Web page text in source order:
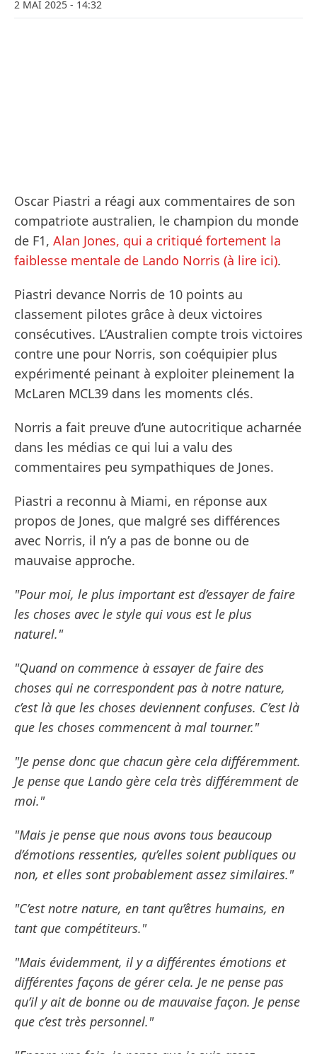
2 MAI 2025 - 14:32
Oscar Piastri a réagi aux commentaires de son
compatriote australien, le champion du monde
de F1, Alan Jones, qui a critiqué fortement la
faiblesse mentale de Lando Norris (à lire ici).
Piastri devance Norris de 10 points au
classement pilotes grâce à deux victoires
consécutives. L’Australien compte trois victoires
contre une pour Norris, son coéquipier plus
expérimenté peinant à exploiter pleinement la
McLaren MCL39 dans les moments clés.
Norris a fait preuve d’une autocritique acharnée
dans les médias ce qui lui a valu des
commentaires peu sympathiques de Jones.
Piastri a reconnu à Miami, en réponse aux
propos de Jones, que malgré ses différences
avec Norris, il n’y a pas de bonne ou de
mauvaise approche.
"Pour moi, le plus important est d’essayer de faire
les choses avec le style qui vous est le plus
naturel."
"Quand on commence à essayer de faire des
choses qui ne correspondent pas à notre nature,
c’est là que les choses deviennent confuses. C’est là
que les choses commencent à mal tourner."
"Je pense donc que chacun gère cela différemment.
Je pense que Lando gère cela très différemment de
moi."
"Mais je pense que nous avons tous beaucoup
d’émotions ressenties, qu’elles soient publiques ou
non, et elles sont probablement assez similaires."
"C’est notre nature, en tant qu’êtres humains, en
tant que compétiteurs."
"Mais évidemment, il y a différentes émotions et
différentes façons de gérer cela. Je ne pense pas
qu’il y ait de bonne ou de mauvaise façon. Je pense
que c’est très personnel."